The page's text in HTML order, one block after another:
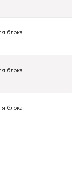
блока
блока
блока